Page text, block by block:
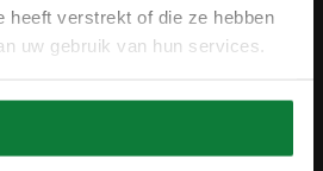
heeft verstrekt of die ze hebben
uw gebruik van hun services.